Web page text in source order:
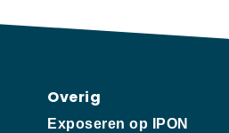
Overig
Exposeren op IPON